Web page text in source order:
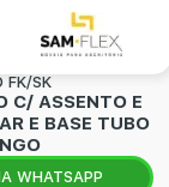
FK/SK
C/ ASSENTO E
E BASE TUBO
WHATSAPP